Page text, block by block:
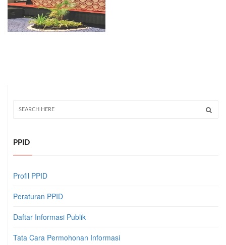
PPID
Profil PPID
Peraturan PPID
Daftar Informasi Publik
Tata Cara Permohonan Informasi